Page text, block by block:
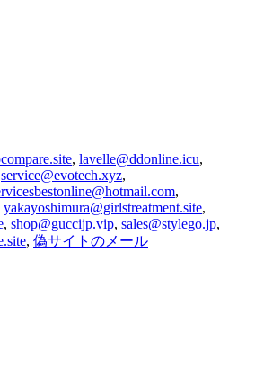
, lavelle@ddonline.icu,
service@evotech.xyz,
,
yakayoshimura@girlstreatment.site,
, shop@guccijp.vip, sales@stylego.jp,
, 偽サイトのメール